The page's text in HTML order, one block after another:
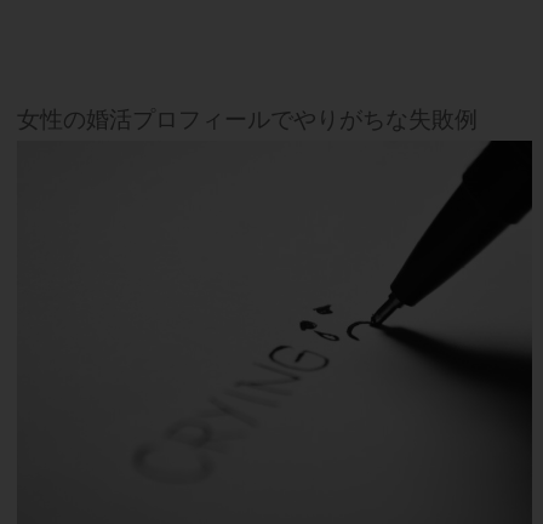
女性の婚活プロフィールでやりがちな失敗例